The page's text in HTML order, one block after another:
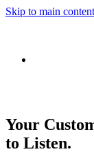
Skip to main content
Your
to Listen.